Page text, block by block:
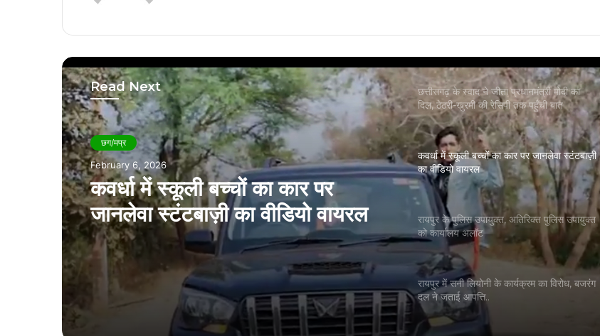
Read Next
छग/मप्र
February 6, 2026
कवर्धा में स्कूली बच्चों का कार पर
जानलेवा स्टंटबाज़ी का वीडियो वायरल
छत्तीसगढ़ के स्वाद ने जीता प्रधानमंत्री मोदी का
दिल, ठेठरी-खुरमी की रेसिपी तक पहुँची बात
कवर्धा में स्कूली बच्चों का कार पर जानलेवा स्टंटबाज़ी
का वीडियो वायरल
रायपुर के पुलिस उपायुक्त, अतिरिक्त पुलिस उपायुक्त
को कार्यालय अलॉट
रायपुर में सनी लियोनी के कार्यक्रम का विरोध, बजरंग
दल ने जताई आपत्ति..